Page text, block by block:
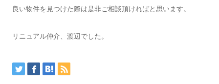
良い物件を見つけた際は是非ご相談頂ければと思います。
リニュアル仲介、渡辺でした。